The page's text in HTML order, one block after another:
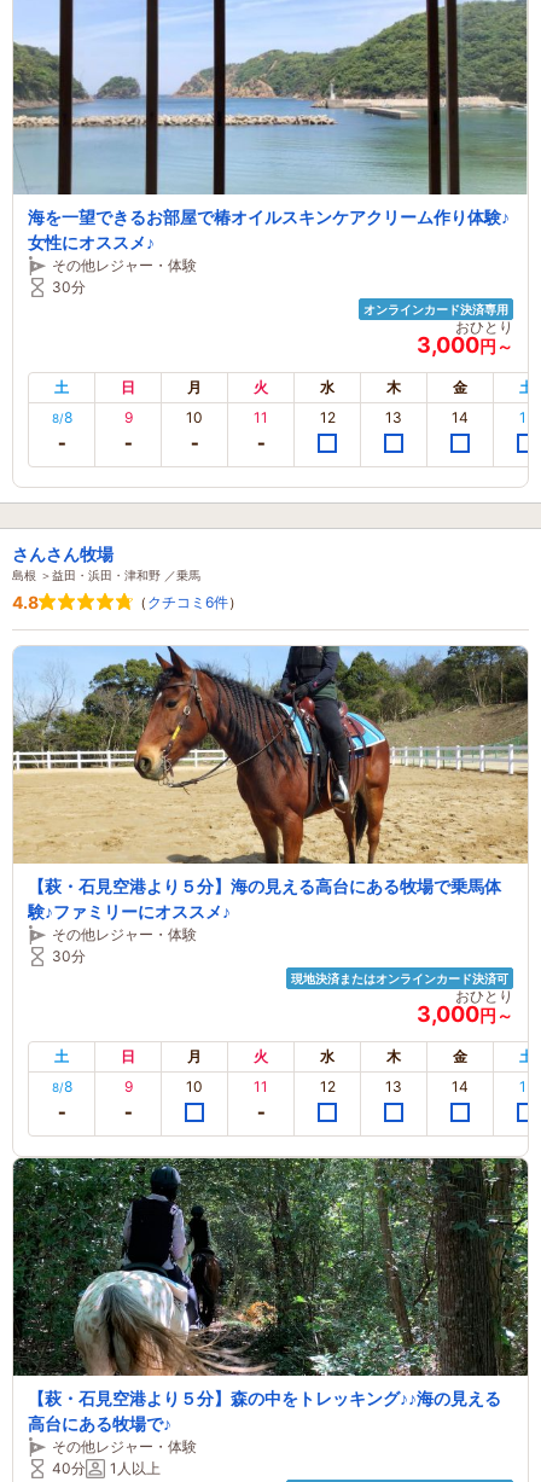
海を一望できるお部屋で椿オイルスキンケアクリーム作り体験♪
女性にオススメ♪
その他レジャー・体験
30分
オンラインカード決済専用
おひとり
3,000円～
土 日 月 火 水 木 金 土
8/8 9 10 11 12 13 14 15
さんさん牧場
島根 ＞益田・浜田・津和野 ／乗馬
4.8 （ クチコミ6件）
【萩・石見空港より５分】海の見える高台にある牧場で乗馬体
験♪ファミリーにオススメ♪
その他レジャー・体験
30分
現地決済またはオンラインカード決済可
おひとり
3,000円～
土 日 月 火 水 木 金 土
8/8 9 10 11 12 13 14 15
【萩・石見空港より５分】森の中をトレッキング♪♪海の見える
高台にある牧場で♪
その他レジャー・体験
40分
1人以上